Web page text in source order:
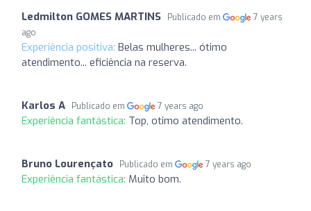
Ledmilton GOMES MARTINS Publicado em
7 years
ago
Experiência positiva: Belas mulheres... ótimo
atendimento... eficiência na reserva.
Karlos A Publicado em 7 years ago
Experiência fantástica: Top, otimo atendimento.
Bruno Lourençato Publicado em 7 years ago
Experiência fantástica: Muito bom.